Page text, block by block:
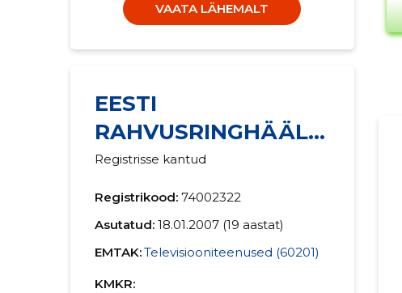
VAATA LÄHEMALT
EESTI
RAHVUSRINGHÄÄLI
NG
Registrisse kantud
Registrikood: 74002322
Asutatud: 18.01.2007 (19 aastat)
EMTAK:Televisiooniteenused (60201)
KMKR: